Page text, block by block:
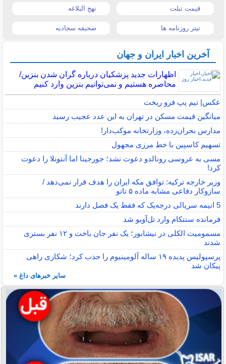
قیمت تبلت نهج البلاغه
تیتر روزنامه ها صحیفه سجادیه
آخرین اخبار ایران و جهان
اظهارات جدید پزشکیان درباره گران شدن بنزین/
محاصره هستیم و نمی‌توانیم بنزین وارد کنیم
عکس| تیم پپ فرو ریخت
میانگین قیمت مسکن در تهران به این عدد عجیب رسید
مدارس بحران‌زده، وزارتخانه موکب‌دار!
تسهیم کاسپین با خط مرزی مجهول
مسی به عروسی رونالدو دعوت نشد؛ جورجینا اما آنتونلا را دعوت
کرد!
وزیر خارجه ترکیه: توافق مکه ایران را هدف قرار نمی‌دهد /
سازوکار دفاعی مشابه ماده ۵ ناتو
5 انیمه سریالی درجه‌یک که فقط یک فصل دارند
فرمانده سنتکام وارد تل‌آویو شد
مسمومیت الکلی در نیشابور؛ یک نفر جان باخت و ۱۲ نفر بستری
شدند
پرسپولیس پدیده ۱۹ ساله آلومینیوم را جذب کرد؛ شکاری راهی
پیکان شد
سایر خبرهای داغ »